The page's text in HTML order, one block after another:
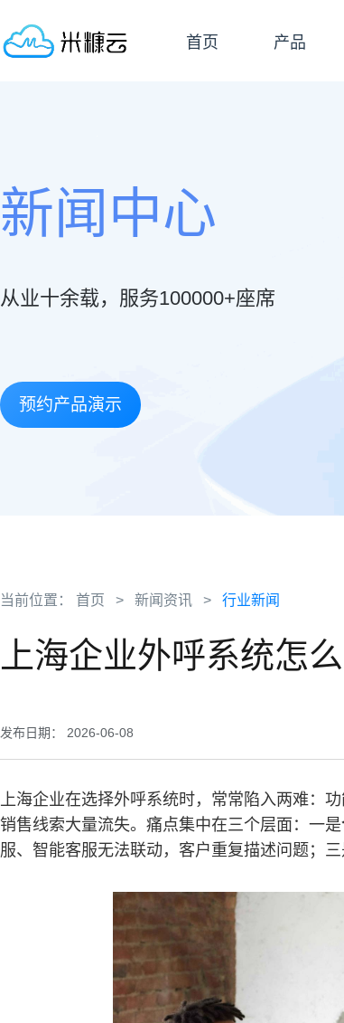
首页 产品
新闻中心
从业十余载，服务100000+座席
预约产品演示
当前位置： 首页 > 新闻资讯 > 行业新闻
上海企业外呼系统怎
发布日期： 2026-06-08
上海企业在选择外呼系统时，常常陷入两难：
销售线索大量流失。痛点集中在三个层面：一是
服、智能客服无法联动，客户重复描述问题；三